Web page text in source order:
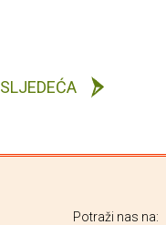
SLJEDEĆA
Potraži nas na: